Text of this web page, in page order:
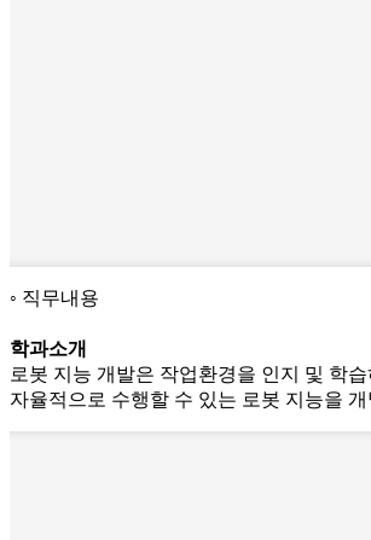
직무내용
학과소개
로봇 지능 개발은 작업환경을 인지 및 학
자율적으로 수행할 수 있는 로봇 지능을